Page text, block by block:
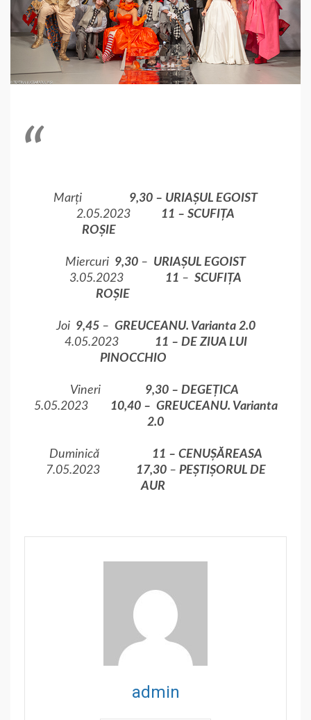
Marți 9,30 – URIAȘUL EGOIST
2.05.2023 11 – SCUFIȚA
ROȘIE
Miercuri 9,30 – URIAȘUL EGOIST
3.05.2023 11 – SCUFIȚA
ROȘIE
Joi 9,45 – GREUCEANU. Varianta 2.0
4.05.202311 – DE ZIUA LUI
PINOCCHIO
Vineri 9,30 – DEGEȚICA
5.05.2023
10,40 – GREUCEANU. Varianta
2.0
Duminică11 – CENUȘĂREASA
7.05.2023 17,30– PEȘTIȘORUL DE
AUR
admin